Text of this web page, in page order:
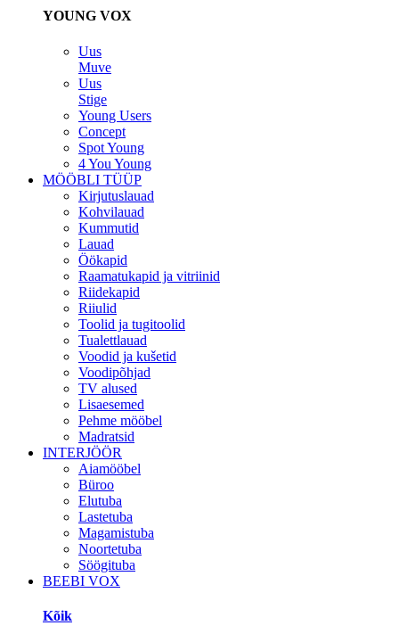
YOUNG VOX
Uus
Muve
Uus
Stige
Young Users
Concept
Spot Young
4 You Young
MÖÖBLI TÜÜP
Kirjutuslauad
Kohvilauad
Kummutid
Lauad
Öökapid
Raamatukapid ja vitriinid
Riidekapid
Riiulid
Toolid ja tugitoolid
Tualettlauad
Voodid ja kušetid
Voodipõhjad
TV alused
Lisaesemed
Pehme mööbel
Madratsid
INTERJÖÖR
Aiamööbel
Büroo
Elutuba
Lastetuba
Magamistuba
Noortetuba
Söögituba
BEEBI VOX
Kõik